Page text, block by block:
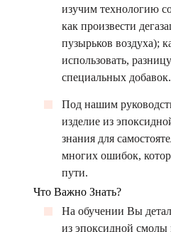
изучим технологию
как произвести
пузырьков воздуха);
использовать,
специальных добавок.
Под нашим
изделие из
знания для
многих ошибок,
пути.
Что Важно Знать?
На обучении Вы
из эпоксидной